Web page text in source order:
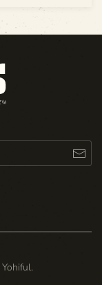
Yohiful.